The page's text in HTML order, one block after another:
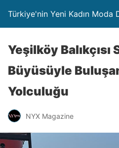
Türkiye'nin Yeni Kadın Moda
Yeşilköy Balıkçısı
Büyüsüyle
Yolculuğu
NYX Magazine